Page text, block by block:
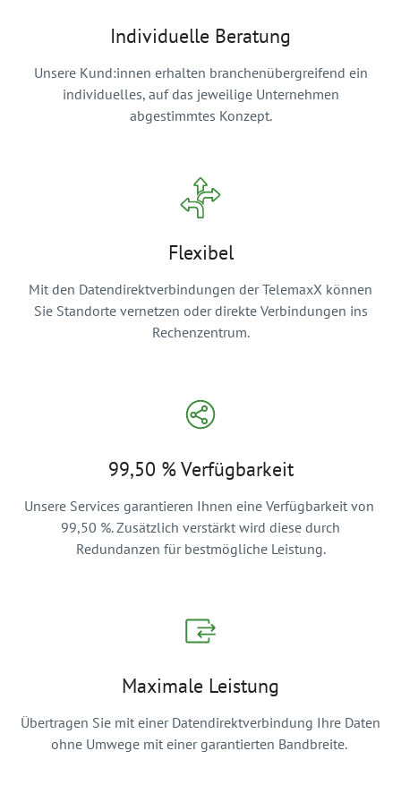
Individuelle Beratung
Unsere Kund:innen erhalten branchenübergreifend ein
individuelles, auf das jeweilige Unternehmen
abgestimmtes Konzept.
Flexibel
Mit den Datendirektverbindungen der TelemaxX können
Sie Standorte vernetzen oder direkte Verbindungen ins
Rechenzentrum.
99,50 % Verfügbarkeit
Unsere Services garantieren Ihnen eine Verfügbarkeit von
99,50 %. Zusätzlich verstärkt wird diese durch
Redundanzen für bestmögliche Leistung.
Maximale Leistung
Übertragen Sie mit einer Datendirektverbindung Ihre Daten
ohne Umwege mit einer garantierten Bandbreite.